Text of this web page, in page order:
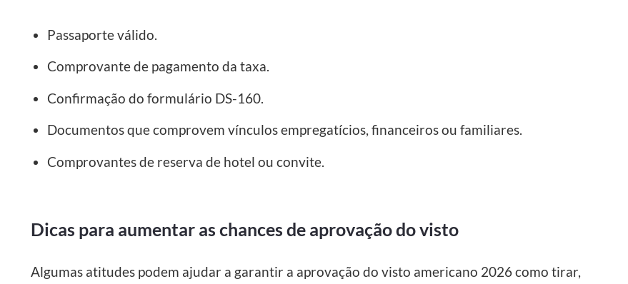
Passaporte válido.
Comprovante de pagamento da taxa.
Confirmação do formulário DS-160.
Documentos que comprovem vínculos empregatícios, financeiros ou familiares.
Comprovantes de reserva de hotel ou convite.
Dicas para aumentar as chances de aprovação do visto
Algumas atitudes podem ajudar a garantir a aprovação do visto americano 2026 como tirar,